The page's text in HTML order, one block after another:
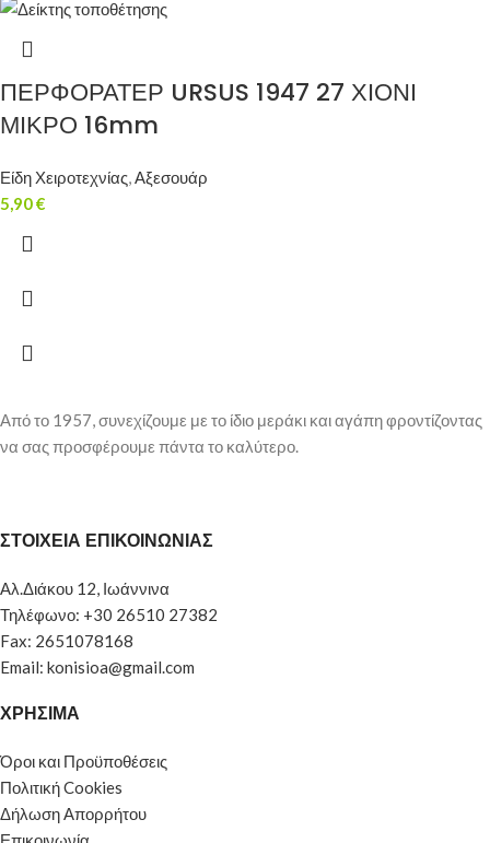
ΠΕΡΦΟΡΑΤΕΡ URSUS 1947 27 ΧΙΟΝΙ
ΜΙΚΡΟ 16mm
Είδη Χειροτεχνίας,Αξεσουάρ
5,90€
Από το 1957, συνεχίζουμε με το ίδιο μεράκι και αγάπη φροντίζοντας
να σας προσφέρουμε πάντα το καλύτερο.
ΣΤΟΙΧΕΙΑ ΕΠΙΚΟΙΝΩΝΙΑΣ
Αλ.Διάκου 12, Ιωάννινα
Τηλέφωνο: +30 26510 27382
Fax: 2651078168
Email: konisioa@gmail.com
ΧΡΗΣΙΜΑ
Όροι και Προϋποθέσεις
Πολιτική Cookies
Δήλωση Απορρήτου